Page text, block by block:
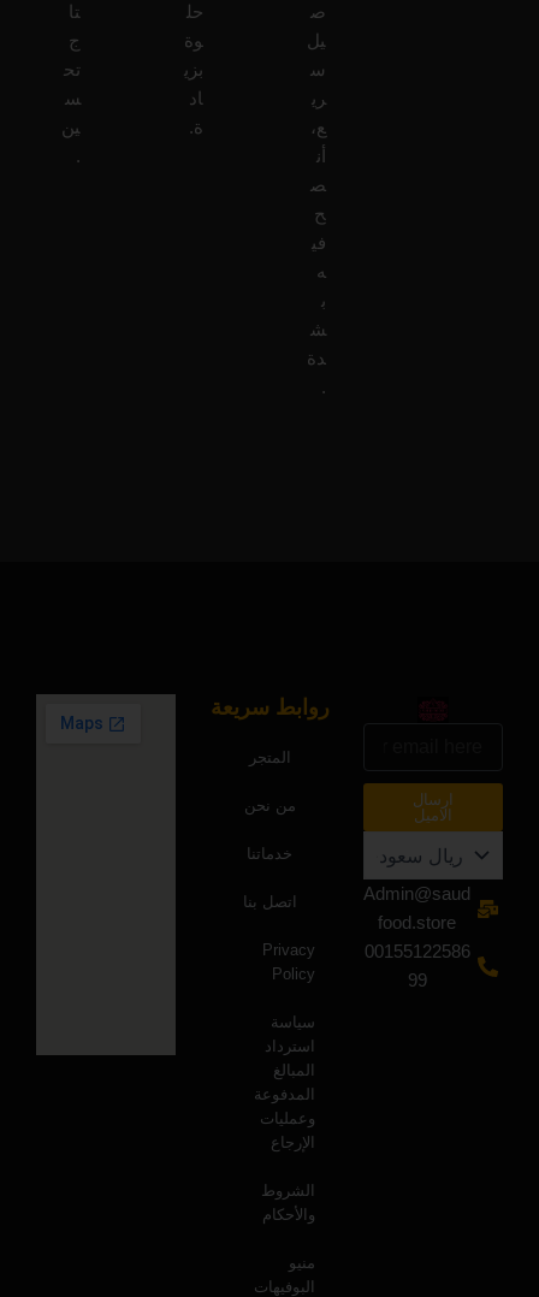
ص
يل
س
ري
ع،
أن
ص
ح
في
ه
ب
ش
دة
.
حل
وة
بزي
اد
ة.
تا
ج
تح
س
ين
.
روابط سريعة
المتجر
من نحن
خدماتنا
اتصل بنا
Privacy
Policy
سياسة
استرداد
المبالغ
المدفوعة
وعمليات
الإرجاع
الشروط
والأحكام
منيو
البوفيهات
ارسال
الاميل
Admin@saud
food.store
00155122586
99